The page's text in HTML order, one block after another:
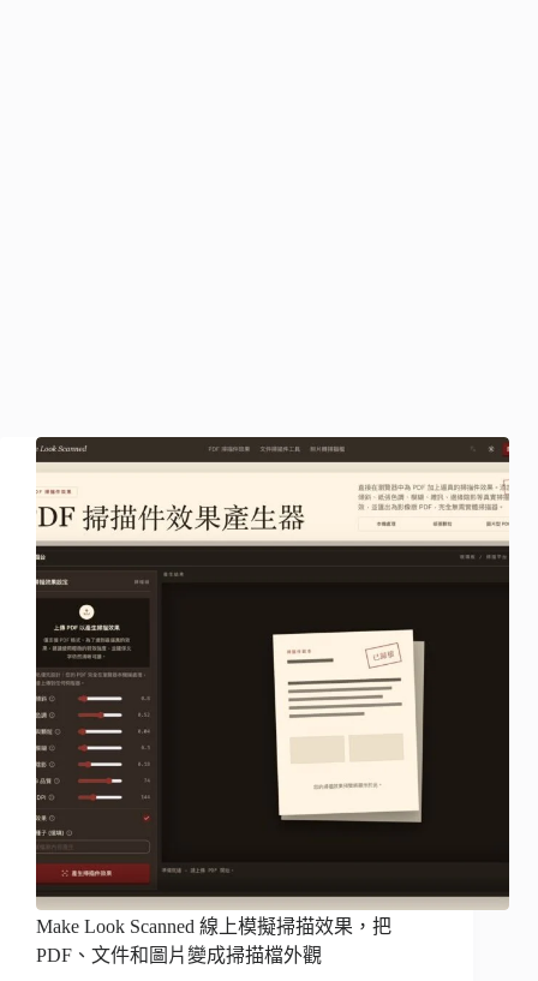
Make Look Scanned 線上模擬掃描效果，把
PDF、文件和圖片變成掃描檔外觀